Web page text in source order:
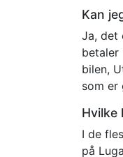
Kan
Ja, det
betaler
bilen,
som er
Hvilke
I de
på